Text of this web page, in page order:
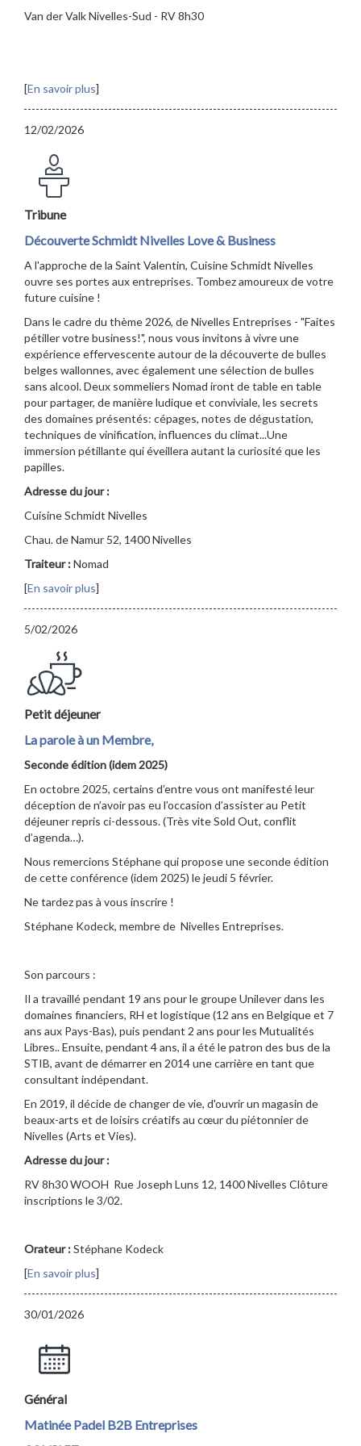
Van der Valk Nivelles-Sud - RV 8h30
[En savoir plus]
12/02/2026
Tribune
Découverte Schmidt Nivelles Love & Business
A l'approche de la Saint Valentin, Cuisine Schmidt Nivelles
ouvre ses portes aux entreprises. Tombez amoureux de votre
future cuisine !
Dans le cadre du thème 2026, de Nivelles Entreprises - "Faites
pétiller votre business!", nous vous invitons à vivre une
expérience effervescente autour de la découverte de bulles
belges wallonnes, avec également une sélection de bulles
sans alcool. Deux sommeliers Nomad iront de table en table
pour partager, de manière ludique et conviviale, les secrets
des domaines présentés: cépages, notes de dégustation,
techniques de vinification, influences du climat...Une
immersion pétillante qui éveillera autant la curiosité que les
papilles.
Adresse du jour :
Cuisine Schmidt Nivelles
Chau. de Namur 52, 1400 Nivelles
Traiteur :Nomad
[En savoir plus]
5/02/2026
Petit déjeuner
La parole à un Membre,
Seconde édition (idem 2025)
En octobre 2025, certains d’entre vous ont manifesté leur
déception de n’avoir pas eu l’occasion d’assister au Petit
déjeuner repris ci-dessous. (Très vite Sold Out, conflit
d’agenda…).
Nous remercions Stéphane qui propose une seconde édition
de cette conférence (idem 2025) le jeudi 5 février.
Ne tardez pas à vous inscrire !
Stéphane Kodeck, membre de Nivelles Entreprises.
Son parcours :
Il a travaillé pendant 19 ans pour le groupe Unilever dans les
domaines financiers, RH et logistique (12 ans en Belgique et 7
ans aux Pays-Bas), puis pendant 2 ans pour les Mutualités
Libres.. Ensuite, pendant 4 ans, il a été le patron des bus de la
STIB, avant de démarrer en 2014 une carrière en tant que
consultant indépendant.
En 2019, il décide de changer de vie, d'ouvrir un magasin de
beaux-arts et de loisirs créatifs au cœur du piétonnier de
Nivelles (Arts et Vies).
Adresse du jour :
RV 8h30 WOOH Rue Joseph Luns 12, 1400 Nivelles Clôture
inscriptions le 3/02.
Orateur :Stéphane Kodeck
[En savoir plus]
30/01/2026
Général
Matinée Padel B2B Entreprises